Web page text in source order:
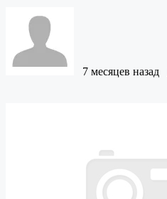
7 месяцев назад